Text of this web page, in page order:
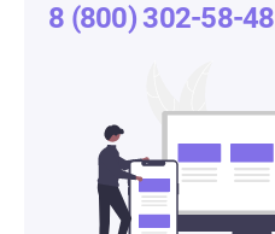
8 (800) 302-58-48